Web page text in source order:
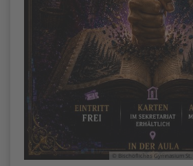
© Bischöfliches Gymnasium